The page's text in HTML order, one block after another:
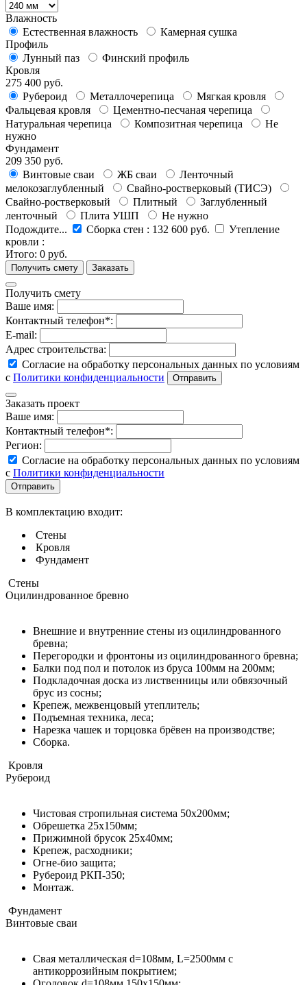
Влажность
Естественная влажность
Камерная сушка
Профиль
Лунный паз
Финский профиль
Кровля
275 400 руб.
Рубероид
Металлочерепица
Мягкая кровля
Фальцевая кровля
Цементно-песчаная черепица
Натуральная черепица
Композитная черепица
Не
нужно
Фундамент
209 350 руб.
Винтовые сваи
ЖБ сваи
Ленточный
мелокозаглубленный
Свайно-ростверковый (ТИСЭ)
Свайно-ростверковый
Плитный
Заглубленный
ленточный
Плита УШП
Не нужно
Подождите...
Сборка стен : 132 600 руб.
Утепление
кровли :
Итого: 0 руб.
Получить смету
Ваше имя:
Контактный телефон*:
E-mail:
Адрес строительства:
Согласие на обработку персональных данных по условиям
с Политики конфиденциальности
Заказать проект
Ваше имя:
Контактный телефон*:
Регион:
Согласие на обработку персональных данных по условиям
с Политики конфиденциальности
В комплектацию входит:
Стены
Кровля
Фундамент
Стены
Оцилиндрованное бревно
Внешние и внутренние стены из оцилиндрованного
бревна;
Перегородки и фронтоны из оцилиндрованного бревна;
Балки под пол и потолок из бруса 100мм на 200мм;
Подкладочная доска из лиственницы или обвязочный
брус из сосны;
Крепеж, межвенцовый утеплитель;
Подъемная техника, леса;​​​​​​​
Нарезка чашек и торцовка брёвен на производстве;
Сборка.
Кровля
Рубероид
Чистовая стропильная система 50х200мм;
Обрешетка 25х150мм;
Прижимной брусок 25х40мм;
Крепеж, расходники;
Огне-био защита;
Рубероид РКП-350;
Монтаж.
Фундамент
Винтовые сваи
Свая металлическая d=108мм, L=2500мм с
антикоррозийным покрытием;